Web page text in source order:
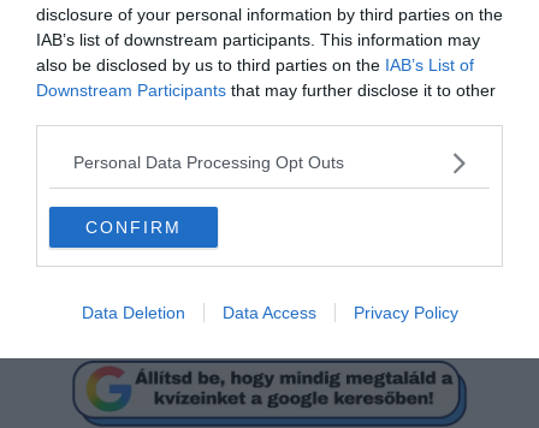
disclosure of your personal information by third parties on the
IAB’s list of downstream participants. This information may
also be disclosed by us to third parties on the IAB’s List of
Downstream Participants that may further disclose it to other
Personal Data Processing Opt Outs
CONFIRM
Data Deletion Data Access Privacy Policy
Mi a megoldás?
12
1
8,25